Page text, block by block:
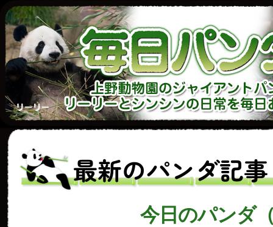
最新のパンダ記事
今日のパンダ